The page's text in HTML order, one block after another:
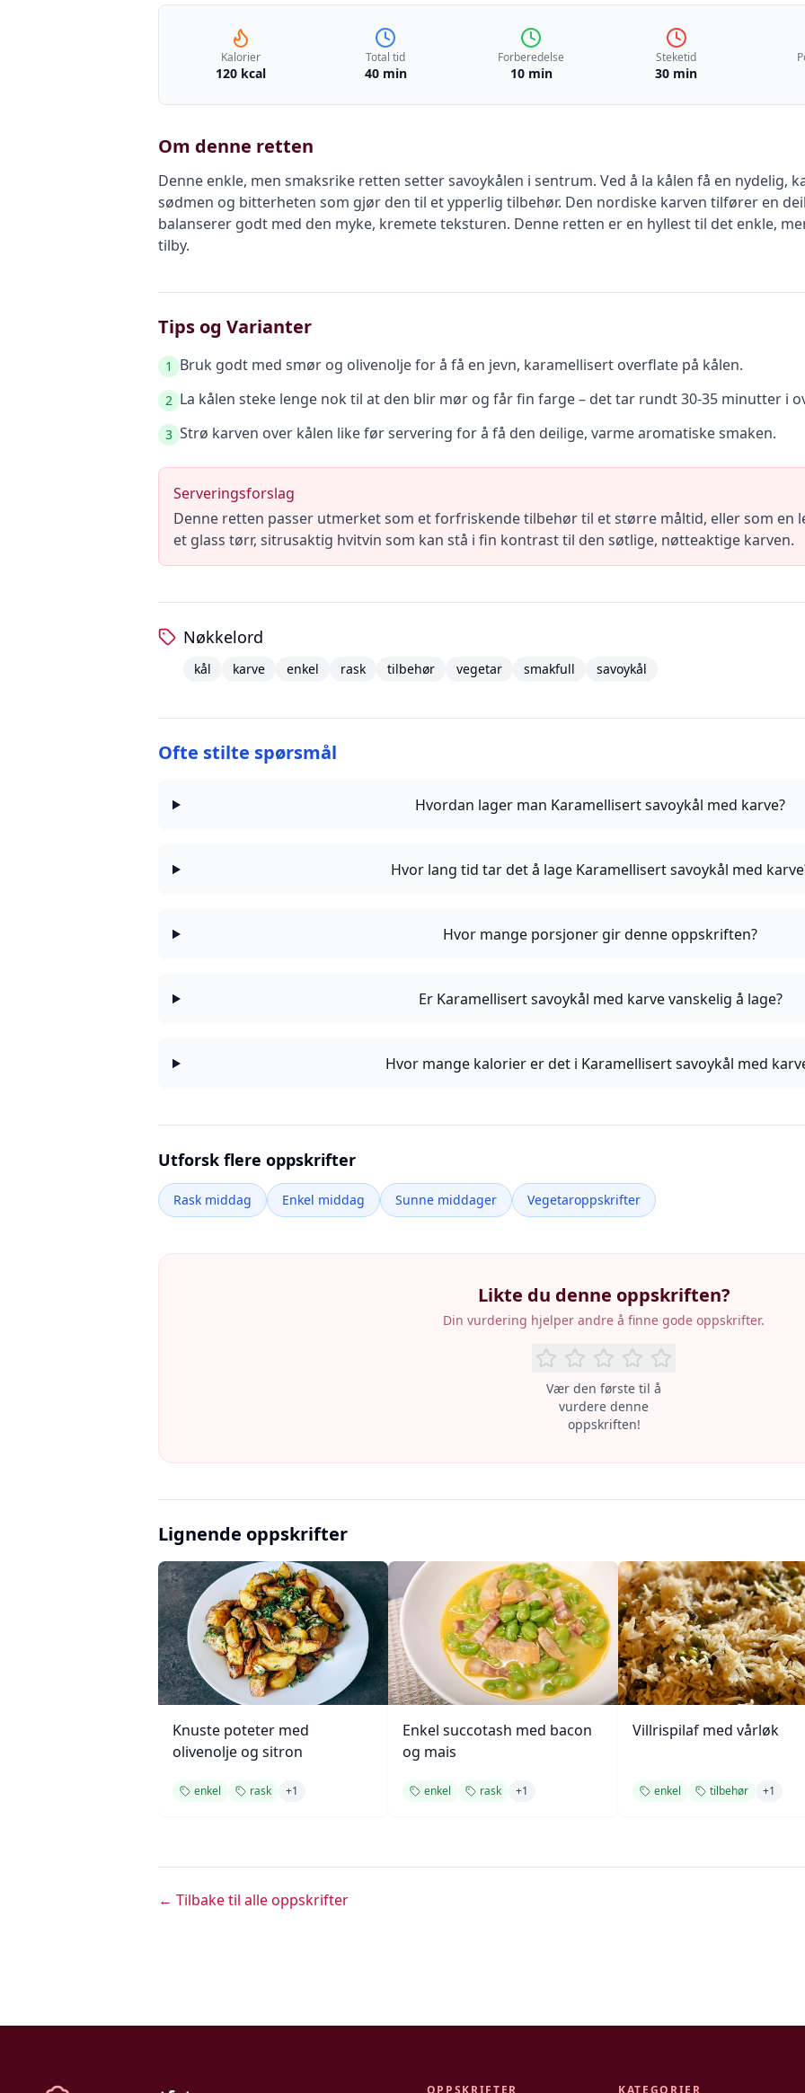
Kalorier
120 kcal
Total tid
40 min
Forberedelse
10 min
Steketid
30 min
Om denne retten
Denne enkle, men smaksrike retten setter savoykålen i sentrum. Ved å la kålen få en nydelig,
sødmen og bitterheten som gjør den til et ypperlig tilbehør. Den nordiske karven tilfører en
balanserer godt med den myke, kremete teksturen. Denne retten er en hyllest til det enkle,
tilby.
Tips og Varianter
1 Bruk godt med smør og olivenolje for å få en jevn, karamellisert overflate på kålen.
2 La kålen steke lenge nok til at den blir mør og får fin farge – det tar rundt 30-35 minutter i
3 Strø karven over kålen like før servering for å få den deilige, varme aromatiske smaken.
Serveringsforslag
Denne retten passer utmerket som et forfriskende tilbehør til et større måltid, eller som en
et glass tørr, sitrusaktig hvitvin som kan stå i fin kontrast til den søtlige, nøtteaktige karven.
Nøkkelord
kål karve enkel rask tilbehør vegetar smakfull savoykål
Ofte stilte spørsmål
Hvordan lager man Karamellisert savoykål med karve?
Hvor lang tid tar det å lage Karamellisert savoykål med
Hvor mange porsjoner gir denne oppskriften?
Er Karamellisert savoykål med karve vanskelig å lage?
Hvor mange kalorier er det i Karamellisert savoykål med
Utforsk flere oppskrifter
Rask middag Enkel middag Sunne middager Vegetaroppskrifter
Likte du denne oppskriften?
Din vurdering hjelper andre å finne gode oppskrifter.
Vær den første til å
vurdere denne
oppskriften!
Lignende oppskrifter
Knuste poteter med
olivenolje og sitron
enkel rask +1
Enkel succotash med bacon
og mais
enkel rask +1
Villrispilaf med vårløk
enkel tilbehør +1
← Tilbake til alle oppskrifter
OPPSKRIFTER KATEGORIER